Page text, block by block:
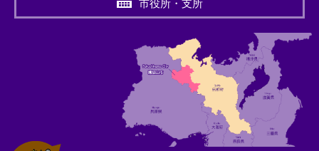
市役所・支所